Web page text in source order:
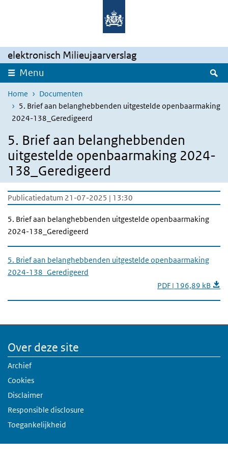
Overslaan en naar de inhoud gaan
elektronisch Milieujaarverslag
Menu
Home
Documenten
5. Brief aan belanghebbenden uitgestelde openbaarmaking
2024-138_Geredigeerd
5. Brief aan belanghebbenden
uitgestelde openbaarmaking 2024-
138_Geredigeerd
Publicatiedatum 21-07-2025 | 13:30
5. Brief aan belanghebbenden uitgestelde openbaarmaking
2024-138_Geredigeerd
5. Brief aan belanghebbenden uitgestelde openbaarmaking
2024-138_Geredigeerd
PDF | 196,89 kB
Over deze site
Archief
Cookies
Disclaimer
Responsible disclosure
Toegankelijkheid